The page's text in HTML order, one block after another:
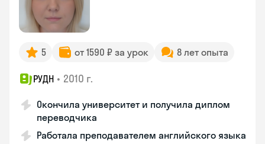
5 от 1590 ₽ за урок 8 лет опыта
РУДН • 2010 г.
Окончила университет и получила диплом
переводчика
Работала преподавателем английского языка